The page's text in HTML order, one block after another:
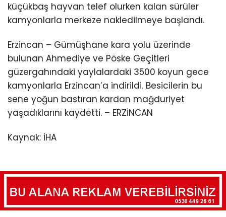
küçükbaş hayvan telef olurken kalan sürüler
kamyonlarla merkeze nakledilmeye başlandı.
Erzincan – Gümüşhane kara yolu üzerinde
bulunan Ahmediye ve Pöske Geçitleri
güzergahındaki yaylalardaki 3500 koyun gece
kamyonlarla Erzincan’a indirildi. Besicilerin bu
sene yoğun bastıran kardan mağduriyet
yaşadıklarını kaydetti. – ERZİNCAN
Kaynak: İHA